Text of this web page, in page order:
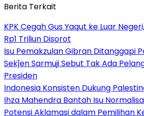
Berita Terkait
KPK Cegah Gus Yaqut ke Luar
Rp1 Triliun Disorot
Isu Pemakzulan Gibran Ditanggapi
Sekǰen Sarmuji Sebut Tak Ada
Presiden
Indonesia Konsisten Dukung
Ihza Mahendra Bantah Isu
Potensi Aklamasi dalam Pemilihan